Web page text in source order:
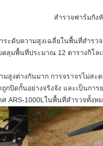
สำรวจฟาร์มกัง
ะดับความสูงเฉลี่ยในพื้นที่สำร
คลุมพื้นที่ประมาณ 12 ตารางกิโ
สูงต่างกันมาก การจราจรไม่ส
กปิดกั้นอย่างจริงจัง และเป็นกา
ARS-1000Lในพื้นที่สำรวจทั้ง